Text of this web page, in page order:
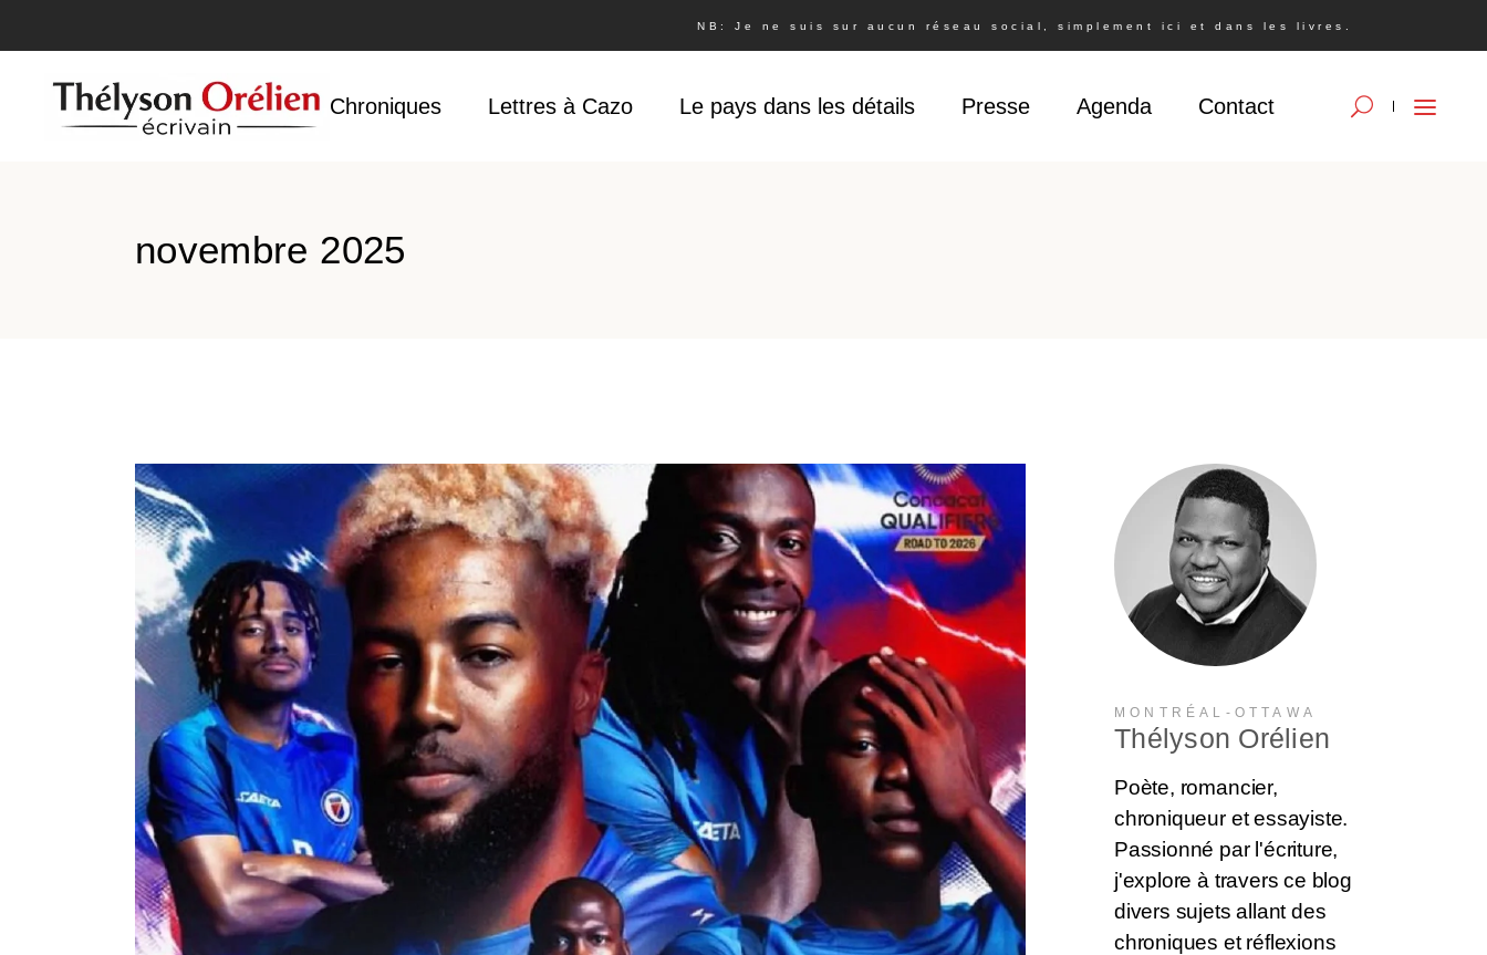
NB: Je ne suis sur aucun réseau social, simplement ici et dans les livres.
Accueil Chroniques Lettres à Cazo Le pays dans les détails Presse Agenda Contact
novembre 2025
MONTRÉAL-OTTAWA
Thélyson Orélien
Poète, romancier,
chroniqueur et essayiste.
Passionné par l'écriture,
j'explore à travers ce blog
divers sujets allant des
chroniques et réflexions